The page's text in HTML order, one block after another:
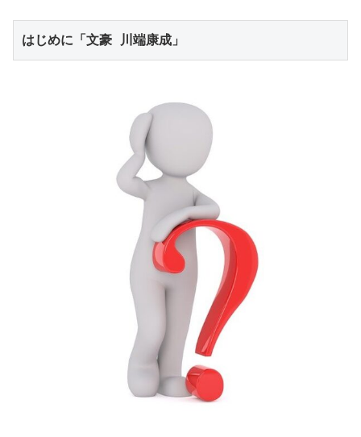
はじめに「文豪 川端康成」